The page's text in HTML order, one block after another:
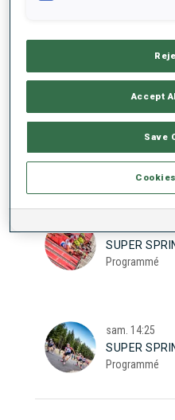
17
SUPER
Programmé
sam.10:20
SUPER
Programmé
SUPER
Programmé
sam. 14:25
SUPER
Programmé
Accept
Save